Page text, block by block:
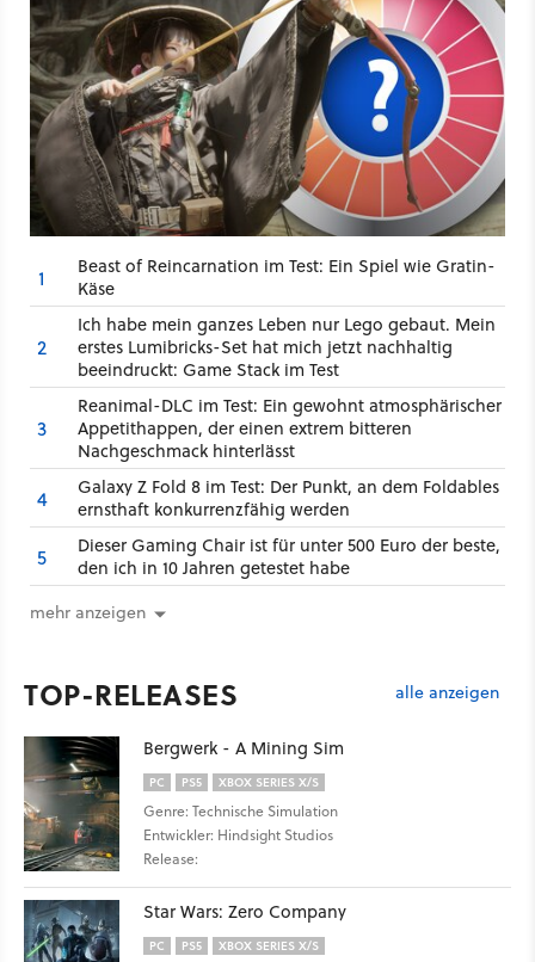
1
Beast of Reincarnation im Test: Ein Spiel wie Gratin-
Käse
2
Ich habe mein ganzes Leben nur Lego gebaut. Mein
erstes Lumibricks-Set hat mich jetzt nachhaltig
beeindruckt: Game Stack im Test
3
Reanimal-DLC im Test: Ein gewohnt atmosphärischer
Appetithappen, der einen extrem bitteren
Nachgeschmack hinterlässt
4
Galaxy Z Fold 8 im Test: Der Punkt, an dem Foldables
ernsthaft konkurrenzfähig werden
5
Dieser Gaming Chair ist für unter 500 Euro der beste,
den ich in 10 Jahren getestet habe
mehr anzeigen
TOP-RELEASES alle anzeigen
Bergwerk - A Mining Sim
PC PS5 XBOX SERIES X/S
Genre: Technische Simulation
Entwickler: Hindsight Studios
Release:
Star Wars: Zero Company
PC PS5 XBOX SERIES X/S